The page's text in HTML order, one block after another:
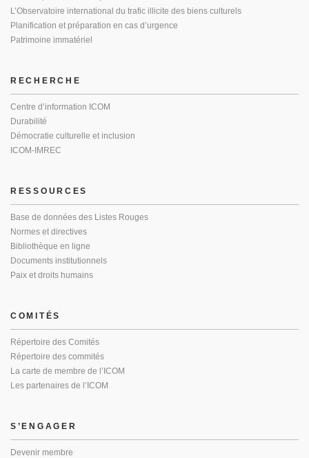
L’Observatoire international du trafic illicite des biens culturels
Planification et préparation en cas d’urgence
Patrimoine immatériel
RECHERCHE
Centre d’information ICOM
Durabilité
Démocratie culturelle et inclusion
ICOM-IMREC
RESSOURCES
Base de données des Listes Rouges
Normes et directives
Bibliothèque en ligne
Documents institutionnels
Paix et droits humains
COMITÉS
Répertoire des Comités
Répertoire des commités
La carte de membre de l’ICOM
Les partenaires de l’ICOM
S’ENGAGER
Devenir membre